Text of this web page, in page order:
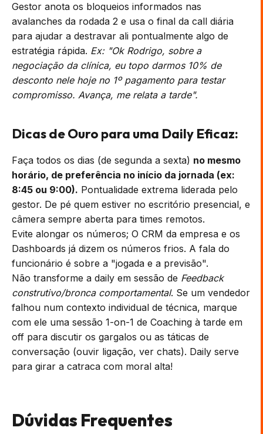
Gestor anota os bloqueios informados nas
avalanches da rodada 2 e usa o final da call diária
para ajudar a destravar ali pontualmente algo de
estratégia rápida. Ex: "Ok Rodrigo, sobre a
negociação da clínica, eu topo darmos 10% de
desconto nele hoje no 1º pagamento para testar
compromisso. Avança, me relata a tarde".
Dicas de Ouro para uma Daily Eficaz:
Faça todos os dias (de segunda a sexta) no mesmo
horário, de preferência no início da jornada (ex:
8:45 ou 9:00). Pontualidade extrema liderada pelo
gestor. De pé quem estiver no escritório presencial, e
câmera sempre aberta para times remotos.
Evite alongar os números; O CRM da empresa e os
Dashboards já dizem os números frios. A fala do
funcionário é sobre a "jogada e a previsão".
Não transforme a daily em sessão de Feedback
construtivo/bronca comportamental. Se um vendedor
falhou num contexto individual de técnica, marque
com ele uma sessão 1-on-1 de Coaching à tarde em
off para discutir os gargalos ou as táticas de
conversação (ouvir ligação, ver chats). Daily serve
para girar a catraca com moral alta!
Dúvidas Frequentes